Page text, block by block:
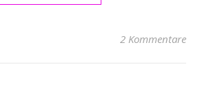
2 Kommentare